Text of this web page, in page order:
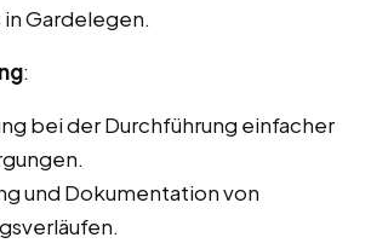
Gardelegen.
:
bei der Durchführung einfacher
und Dokumentation von